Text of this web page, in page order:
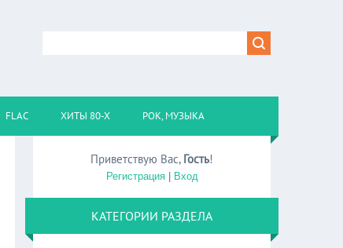
FLAC ХИТЫ 80-Х РОК, МУЗЫКА
Приветствую Вас, Гость!
Регистрация| Вход
КАТЕГОРИИ РАЗДЕЛА